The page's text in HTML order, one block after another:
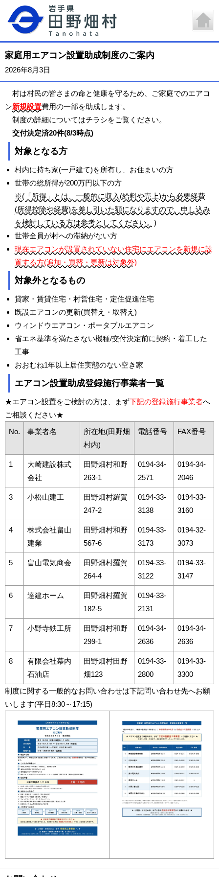
家庭用エアコン設置助成制度のご案内
2026年8月3日
村は村民の皆さまの命と健康を守るため、ご家庭でのエアコ
ン新規設置費用の一部を助成します。
制度の詳細についてはチラシをご覧ください。
交付決定済20件(8/3時点)
対象となる方
村内に持ち家(一戸建て)を所有し、お住まいの方
世帯の総所得が200万円以下の方
※(「所得」とは、一般的に収入(給料や売上)から必要経費
(所得控除や経費)を差し引いた額になりますので、申し込み
を検討している方は参考としてください。)
世帯全員が村への滞納がない方
現在エアコンが設置されていない住宅にエアコンを新規に設
置する方(追加・買替・更新は対象外)
対象外となるもの
貸家・賃貸住宅・村営住宅・定住促進住宅
既設エアコンの更新(買替え・取替え)
ウィンドウエアコン・ポータブルエアコン
省エネ基準を満たさない機種/交付決定前に契約・着工した
工事
おおむね1年以上居住実態のない空き家
エアコン設置助成登録施行事業者一覧
★エアコン設置をご検討の方は、まず下記の登録施行事業者へ
ご相談ください★
No.
事業者名
所在地(田野畑
村内)
電話番号 FAX番号
1
大崎建設株式
会社
田野畑村和野
263-1
0194-34-
2571
0194-34-
2046
3 小松山建工
田野畑村羅賀
247-2
0194-33-
3138
0194-33-
3160
4
株式会社畠山
建業
田野畑村和野
567-6
0194-33-
3173
0194-32-
3073
5 畠山電気商会
田野畑村羅賀
264-4
0194-33-
3122
0194-33-
3147
6 達建ホーム
田野畑村羅賀
182-5
0194-33-
2131
7 小野寺鉄工所
田野畑村和野
299-1
0194-34-
2636
0194-34-
2636
8
有限会社幕内
石油店
田野畑村田野
畑123
0194-33-
2800
0194-33-
3300
制度に関する一般的なお問い合わせは下記問い合わせ先へお願
いします(平日8:30～17:15)